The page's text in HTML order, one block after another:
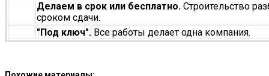
Делаем в срок или бесплатно. Строительство
сроком сдачи.
"Под ключ". Все работы делает одна компания.